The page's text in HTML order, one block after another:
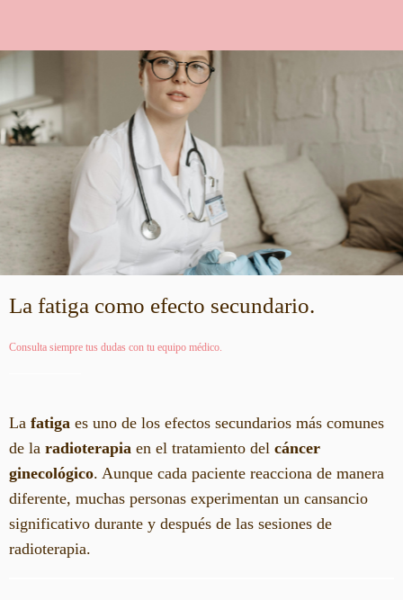
La fatiga como efecto secundario.
Consulta siempre tus dudas con tu equipo médico.
La fatiga es uno de los efectos secundarios más comunes
de la radioterapia en el tratamiento del cáncer
ginecológico. Aunque cada paciente reacciona de manera
diferente, muchas personas experimentan un cansancio
significativo durante y después de las sesiones de
radioterapia.